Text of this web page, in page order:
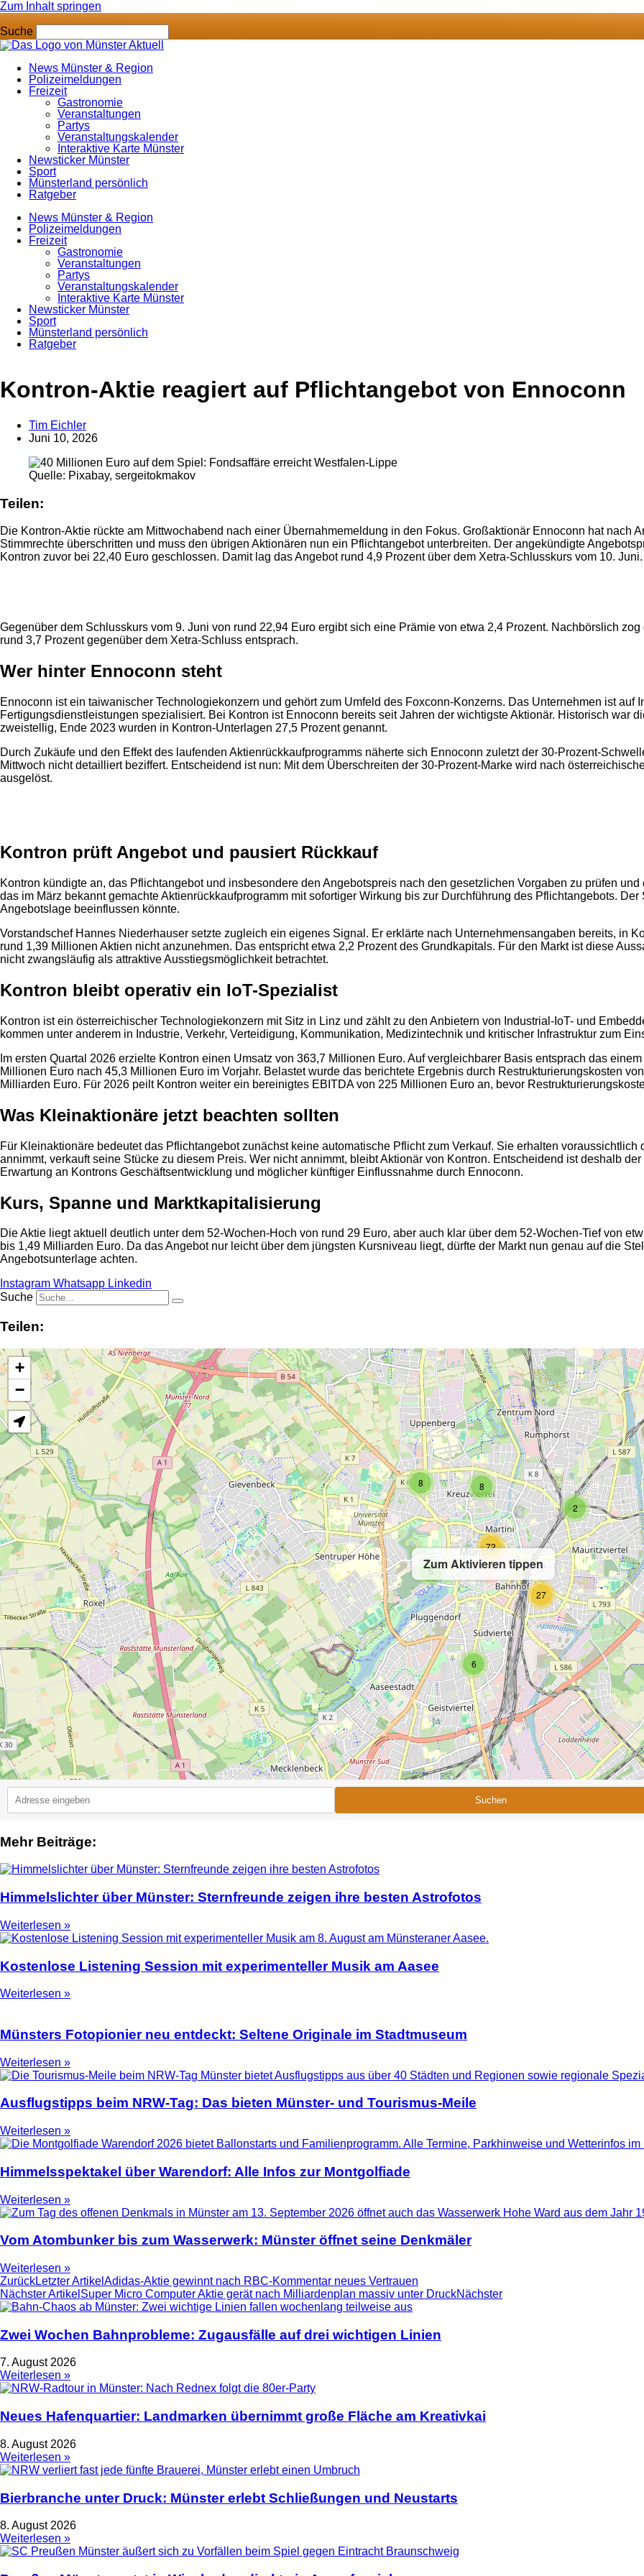
Zum Inhalt springen
Suche
News Münster & Region
Polizeimeldungen
Freizeit
Gastronomie
Veranstaltungen
Partys
Veranstaltungskalender
Interaktive Karte Münster
Newsticker Münster
Sport
Münsterland persönlich
Ratgeber
News Münster & Region
Polizeimeldungen
Freizeit
Gastronomie
Veranstaltungen
Partys
Veranstaltungskalender
Interaktive Karte Münster
Newsticker Münster
Sport
Münsterland persönlich
Ratgeber
Anzeige
Kontron-Aktie reagiert auf Pflichtangebot von Ennoconn
Tim Eichler
Juni 10, 2026
Quelle: Pixabay, sergeitokmakov
Teilen:
Die Kontron-Aktie rückte am Mittwochabend nach einer Übernahmemeldung in den Fokus. Großaktionär Ennoconn hat nach
Stimmrechte überschritten und muss den übrigen Aktionären nun ein Pflichtangebot unterbreiten. Der angekündigte
Kontron zuvor bei 22,40 Euro geschlossen. Damit lag das Angebot rund 4,9 Prozent über dem Xetra-Schlusskurs vom 10. Juni.
Gegenüber dem Schlusskurs vom 9. Juni von rund 22,94 Euro ergibt sich eine Prämie von etwa 2,4 Prozent. Nachbörslich
rund 3,7 Prozent gegenüber dem Xetra-Schluss entsprach.
Wer hinter Ennoconn steht
Ennoconn ist ein taiwanischer Technologiekonzern und gehört zum Umfeld des Foxconn-Konzerns. Das Unternehmen ist
Fertigungsdienstleistungen spezialisiert. Bei Kontron ist Ennoconn bereits seit Jahren der wichtigste Aktionär. Historisch war
zweistellig, Ende 2023 wurden in Kontron-Unterlagen 27,5 Prozent genannt.
Durch Zukäufe und den Effekt des laufenden Aktienrückkaufprogramms näherte sich Ennoconn zuletzt der 30-Prozent-
Mittwoch nicht detailliert beziffert. Entscheidend ist nun: Mit dem Überschreiten der 30-Prozent-Marke wird nach
ausgelöst.
Kontron prüft Angebot und pausiert Rückkauf
Kontron kündigte an, das Pflichtangebot und insbesondere den Angebotspreis nach den gesetzlichen Vorgaben zu prüfen
das im März bekannt gemachte Aktienrückkaufprogramm mit sofortiger Wirkung bis zur Durchführung des Pflichtangebots.
Angebotslage beeinflussen könnte.
Vorstandschef Hannes Niederhauser setzte zugleich ein eigenes Signal. Er erklärte nach Unternehmensangaben bereits, in
rund 1,39 Millionen Aktien nicht anzunehmen. Das entspricht etwa 2,2 Prozent des Grundkapitals. Für den Markt ist diese
nicht zwangsläufig als attraktive Ausstiegsmöglichkeit betrachtet.
Kontron bleibt operativ ein IoT-Spezialist
Kontron ist ein österreichischer Technologiekonzern mit Sitz in Linz und zählt zu den Anbietern von Industrial-IoT- und
kommen unter anderem in Industrie, Verkehr, Verteidigung, Kommunikation, Medizintechnik und kritischer Infrastruktur zum
Im ersten Quartal 2026 erzielte Kontron einen Umsatz von 363,7 Millionen Euro. Auf vergleichbarer Basis entsprach das
Millionen Euro nach 45,3 Millionen Euro im Vorjahr. Belastet wurde das berichtete Ergebnis durch Restrukturierungskosten
Milliarden Euro. Für 2026 peilt Kontron weiter ein bereinigtes EBITDA von 225 Millionen Euro an, bevor
Was Kleinaktionäre jetzt beachten sollten
Für Kleinaktionäre bedeutet das Pflichtangebot zunächst keine automatische Pflicht zum Verkauf. Sie erhalten
annimmt, verkauft seine Stücke zu diesem Preis. Wer nicht annimmt, bleibt Aktionär von Kontron. Entscheidend ist deshalb
Erwartung an Kontrons Geschäftsentwicklung und möglicher künftiger Einflussnahme durch Ennoconn.
Kurs, Spanne und Marktkapitalisierung
Die Aktie liegt aktuell deutlich unter dem 52-Wochen-Hoch von rund 29 Euro, aber auch klar über dem 52-Wochen-Tief von
bis 1,49 Milliarden Euro. Da das Angebot nur leicht über dem jüngsten Kursniveau liegt, dürfte der Markt nun genau auf die
Angebotsunterlage achten.
Instagram Whatsapp Linkedin
Suche
Teilen:
Zum Aktivieren tippen
2
2
8
6
8
27
5
72
+
−
Suchen
Mehr Beiträge:
Himmelslichter über Münster: Sternfreunde zeigen ihre besten Astrofotos
Weiterlesen »
Kostenlose Listening Session mit experimenteller Musik am Aasee
Weiterlesen »
Münsters Fotopionier neu entdeckt: Seltene Originale im Stadtmuseum
Weiterlesen »
Ausflugstipps beim NRW-Tag: Das bieten Münster- und Tourismus-Meile
Weiterlesen »
Himmelsspektakel über Warendorf: Alle Infos zur Montgolfiade
Weiterlesen »
Vom Atombunker bis zum Wasserwerk: Münster öffnet seine Denkmäler
Weiterlesen »
ZurückLetzter Artikel Adidas-Aktie gewinnt nach RBC-Kommentar neues Vertrauen
Nächster Artikel Super Micro Computer Aktie gerät nach Milliardenplan massiv unter DruckNächster
Zwei Wochen Bahnprobleme: Zugausfälle auf drei wichtigen Linien
7. August 2026
Weiterlesen »
Neues Hafenquartier: Landmarken übernimmt große Fläche am Kreativkai
8. August 2026
Weiterlesen »
Bierbranche unter Druck: Münster erlebt Schließungen und Neustarts
8. August 2026
Weiterlesen »